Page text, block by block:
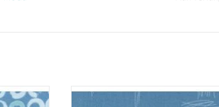
blauw met stiksels